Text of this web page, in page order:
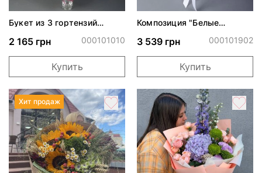
Букет из 3 гортензий
2 165 грн 000101010
Купить
Композиция "Белые
3 539 грн 000101902
Купить
Хит продаж